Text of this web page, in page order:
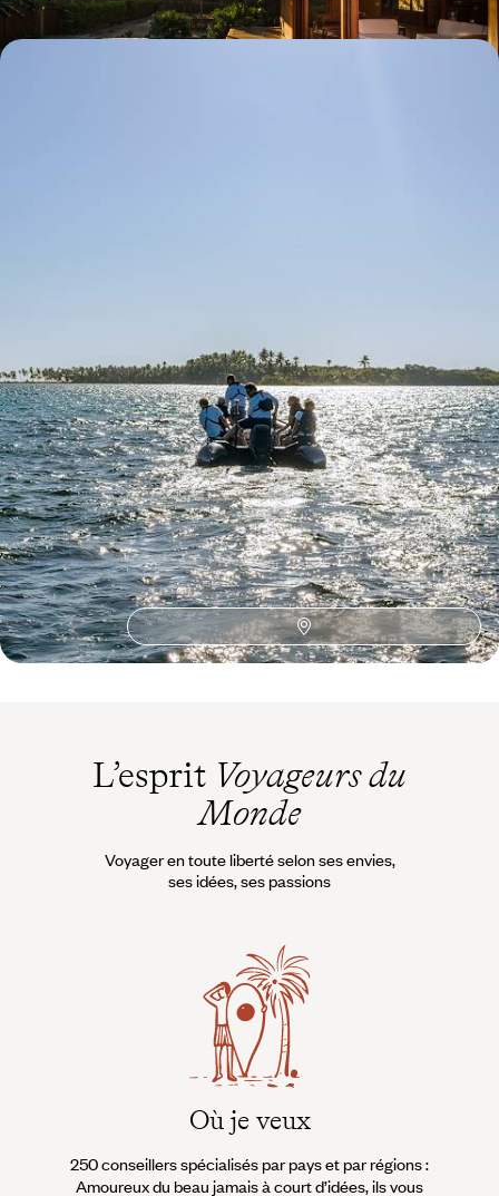
Où voyager au Belize ?
Amérique centrale UNESCO
Sites précolombiens
Punta Gorda & Placencia
Canoe Kayak
Observation Animaux
Mountain Pine Ridge
Ile paradisiaque
Robinsonnade
Ornithologie
Vélo San Ignacio & Lamanai
Musique
Belmopan
Atlanta Ile déserte Gastronomie
Ecotourisme
Dauphin
L’esprit Voyageurs du
Monde
Voyager en toute liberté selon ses envies,
ses idées, ses passions
Où je veux
250 conseillers spécialisés par pays et par régions :
Amoureux du beau jamais à court d’idées, ils vous